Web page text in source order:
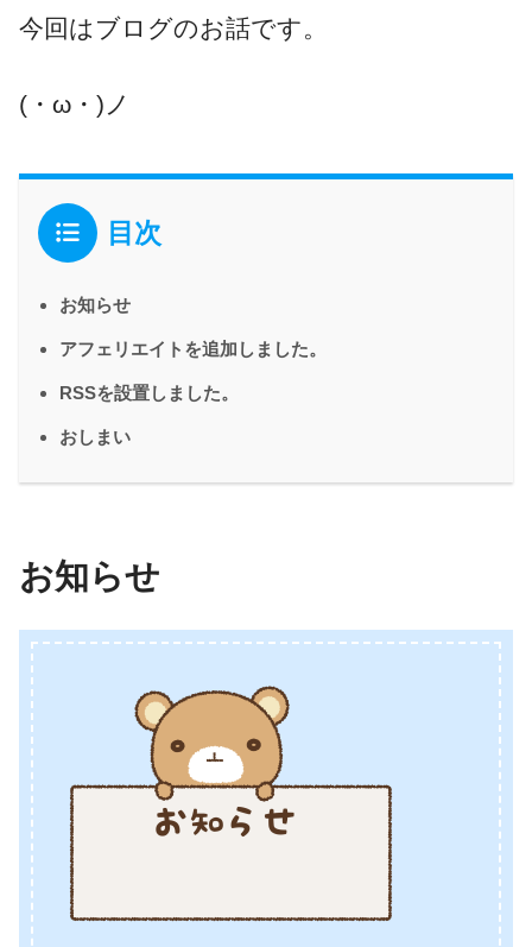
今回はブログのお話です。
(・ω・)ノ
目次
お知らせ
アフェリエイトを追加しました。
RSSを設置しました。
おしまい
お知らせ